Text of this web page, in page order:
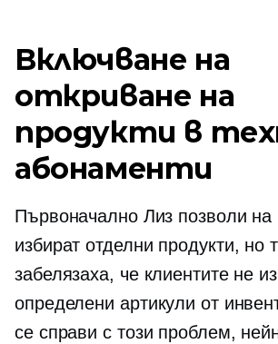
Включване на
откриване на
продукти в
абонаменти
Първоначално Лиз позволи на
избират отделни продукти, но
забелязаха, че клиентите не
определени артикули от
се справи с този проблем,